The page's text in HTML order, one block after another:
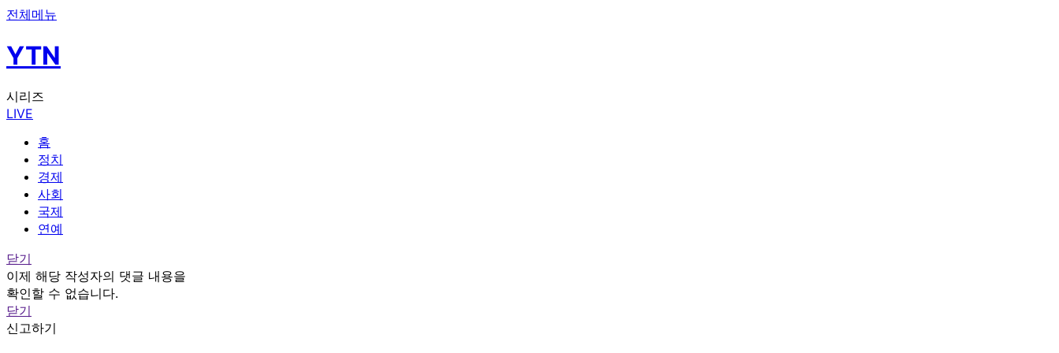
전체메뉴
YTN
시리즈
LIVE
홈
정치
경제
사회
국제
연예
닫기
이제 해당 작성자의 댓글 내용을
확인할 수 없습니다.
닫기
신고하기